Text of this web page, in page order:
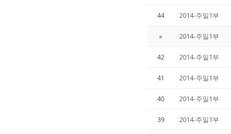
44 2014-주일1부
» 2014-주일1부
42 2014-주일1부
41 2014-주일1부
40 2014-주일1부
39 2014-주일1부